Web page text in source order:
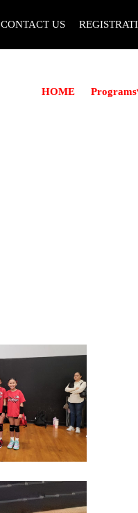
CONTACT US
HOME Programs